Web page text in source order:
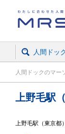
人間ドッ
人間ドックのマー
上野毛駅
上野毛駅（東京都